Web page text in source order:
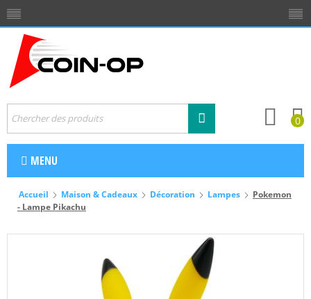
0
MENU
Accueil Maison & Cadeaux Décoration Lampes
Pokemon
- Lampe Pikachu